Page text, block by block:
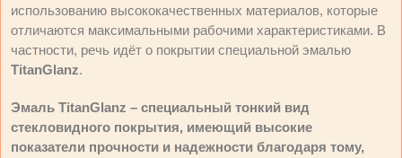
использованию высококачественных материалов, которые
отличаются максимальными рабочими характеристиками. В
частности, речь идёт о покрытии специальной эмалью
TitanGlanz.
Эмаль TitanGlanz – специальный тонкий вид
стекловидного покрытия, имеющий высокие
показатели прочности и надежности благодаря тому,